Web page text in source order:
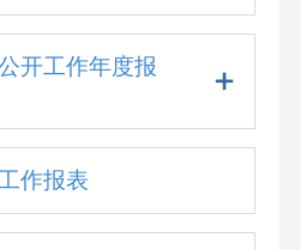
开工作年度报
作报表